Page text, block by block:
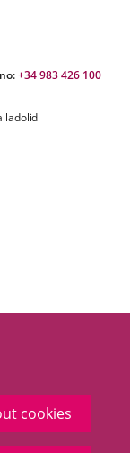
cookies
+34 983 426 100